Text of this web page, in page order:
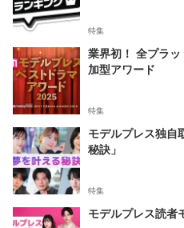
特集
業界初！ 全プラ
加型アワード
特集
モデルプレス独自
秘訣」
特集
モデルプレス読者